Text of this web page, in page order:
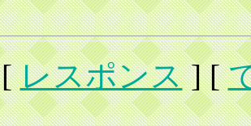
[レスポンス] [